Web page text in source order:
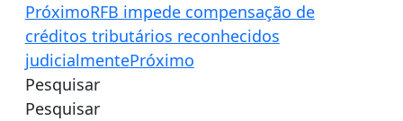
PróximoRFB impede compensação de
créditos tributários reconhecidos
judicialmentePróximo
Pesquisar
Pesquisar